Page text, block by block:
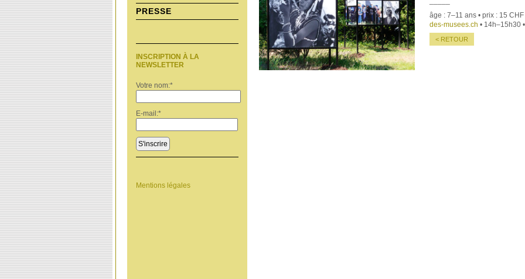
PRESSE
INSCRIPTION À LA
NEWSLETTER
Votre nom:*
E-mail:*
S'inscrire
Mentions légales
âge : 7–11 ans • prix : 15
des-musees.ch • 14h–15h30
< RETOUR